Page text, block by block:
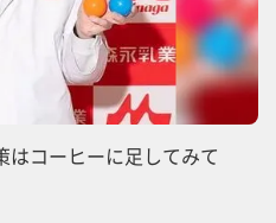
はコーヒーに足してみて